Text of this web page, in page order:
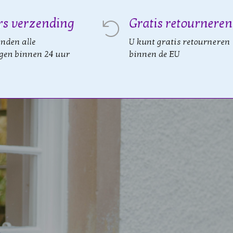
verzending
alle
binnen 24 uur
Gratis retourneren
U kunt gratis retourneren
binnen de EU